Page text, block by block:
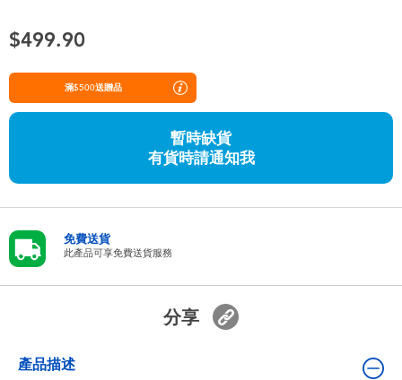
夏日用品
嬰兒及學前玩具
盲盒
$499.90
滿$500送贈品
暫時缺貨
有貨時請通知我
免費送貨
此產品可享免費送貨服務
分享
產品描述